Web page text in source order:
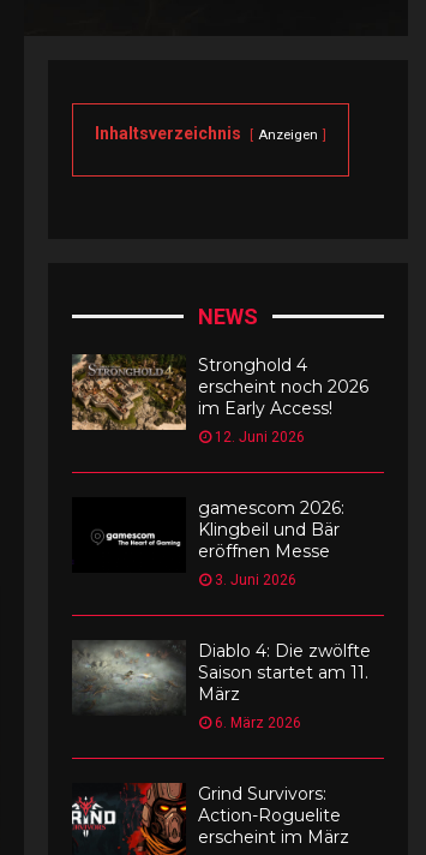
Inhaltsverzeichnis Anzeigen
NEWS
Stronghold 4
erscheint noch 2026
im Early Access!
12. Juni 2026
gamescom 2026:
Klingbeil und Bär
eröffnen Messe
3. Juni 2026
Diablo 4: Die zwölfte
Saison startet am 11.
März
6. März 2026
Grind Survivors:
Action-Roguelite
erscheint im März